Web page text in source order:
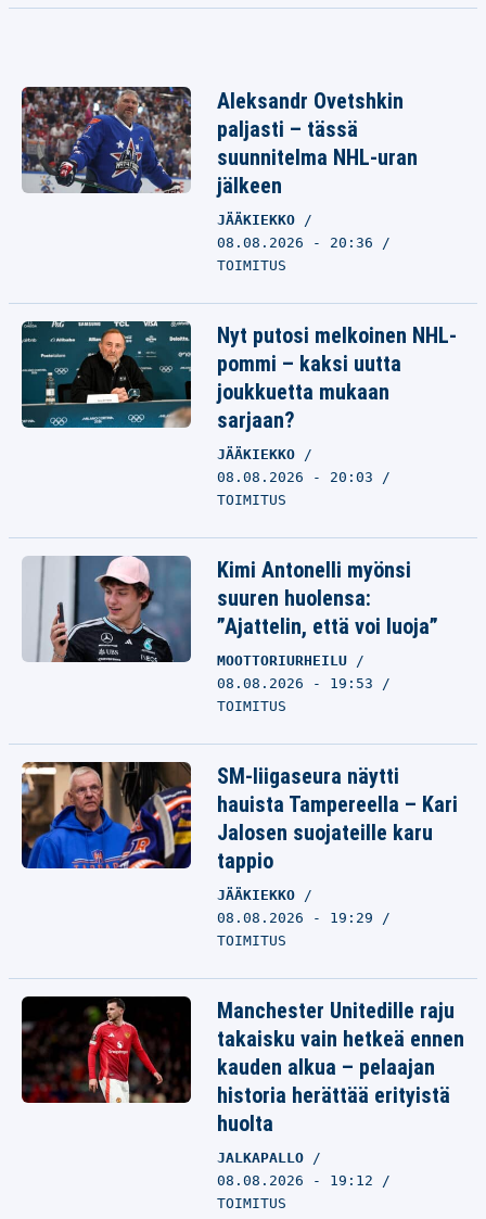
Aleksandr Ovetshkin
paljasti – tässä
suunnitelma NHL-uran
jälkeen
JÄÄKIEKKO
08.08.2026 - 20:36
TOIMITUS
Nyt putosi melkoinen NHL-
pommi – kaksi uutta
joukkuetta mukaan
sarjaan?
JÄÄKIEKKO
08.08.2026 - 20:03
TOIMITUS
Kimi Antonelli myönsi
suuren huolensa:
”Ajattelin, että voi luoja”
MOOTTORIURHEILU
08.08.2026 - 19:53
TOIMITUS
SM-liigaseura näytti
hauista Tampereella – Kari
Jalosen suojateille karu
tappio
JÄÄKIEKKO
08.08.2026 - 19:29
TOIMITUS
Manchester Unitedille raju
takaisku vain hetkeä ennen
kauden alkua – pelaajan
historia herättää erityistä
huolta
JALKAPALLO
08.08.2026 - 19:12
TOIMITUS